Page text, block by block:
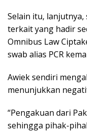
Selain itu,
terkait yang hadir
Omnibus Law
swab alias PCR
Awiek sendiri
menunjukkan
“Pengakuan dari
sehingga pihak-